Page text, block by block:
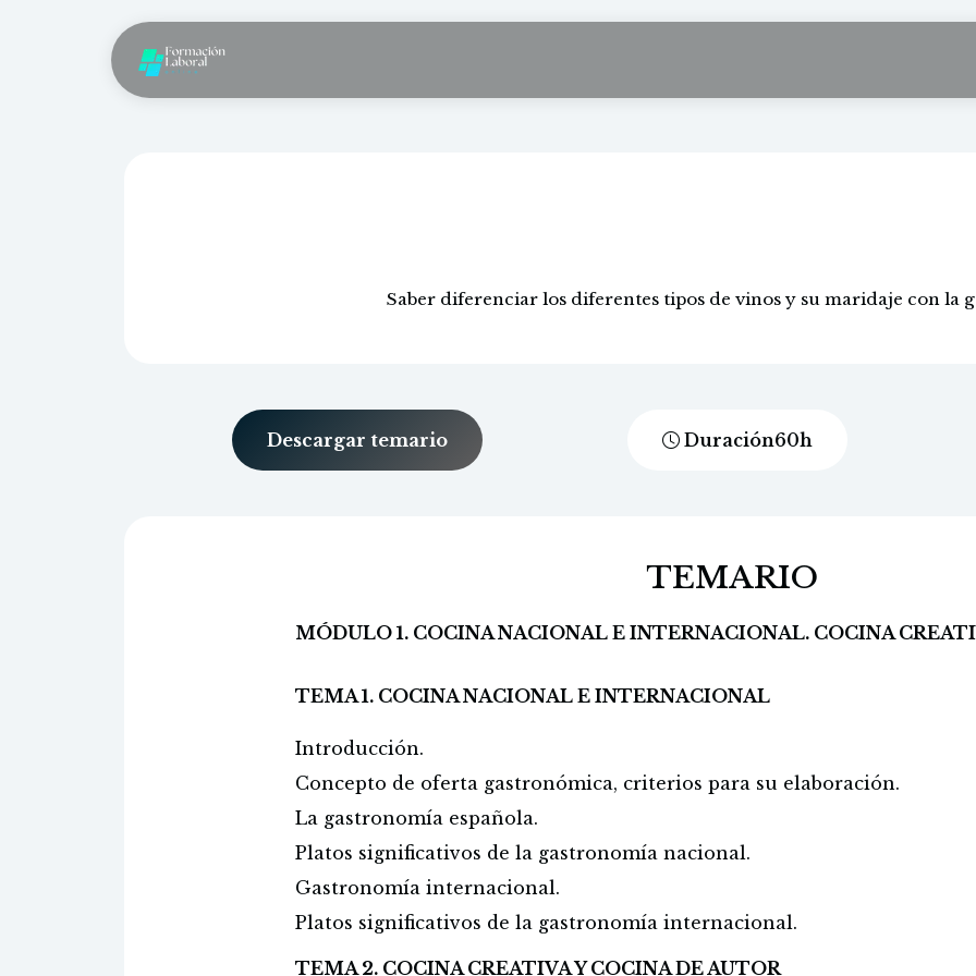
Saber diferenciar los diferentes tipos de vinos y su maridaje con la
Descargar temario Duración60h
TEMARIO
MÓDULO 1. COCINA NACIONAL E INTERNACIONAL. COCINA
TEMA 1. COCINA NACIONAL E INTERNACIONAL
Introducción.
Concepto de oferta gastronómica, criterios para su elaboración.
La gastronomía española.
Platos significativos de la gastronomía nacional.
Gastronomía internacional.
Platos significativos de la gastronomía internacional.
TEMA 2. COCINA CREATIVA Y COCINA DE AUTOR